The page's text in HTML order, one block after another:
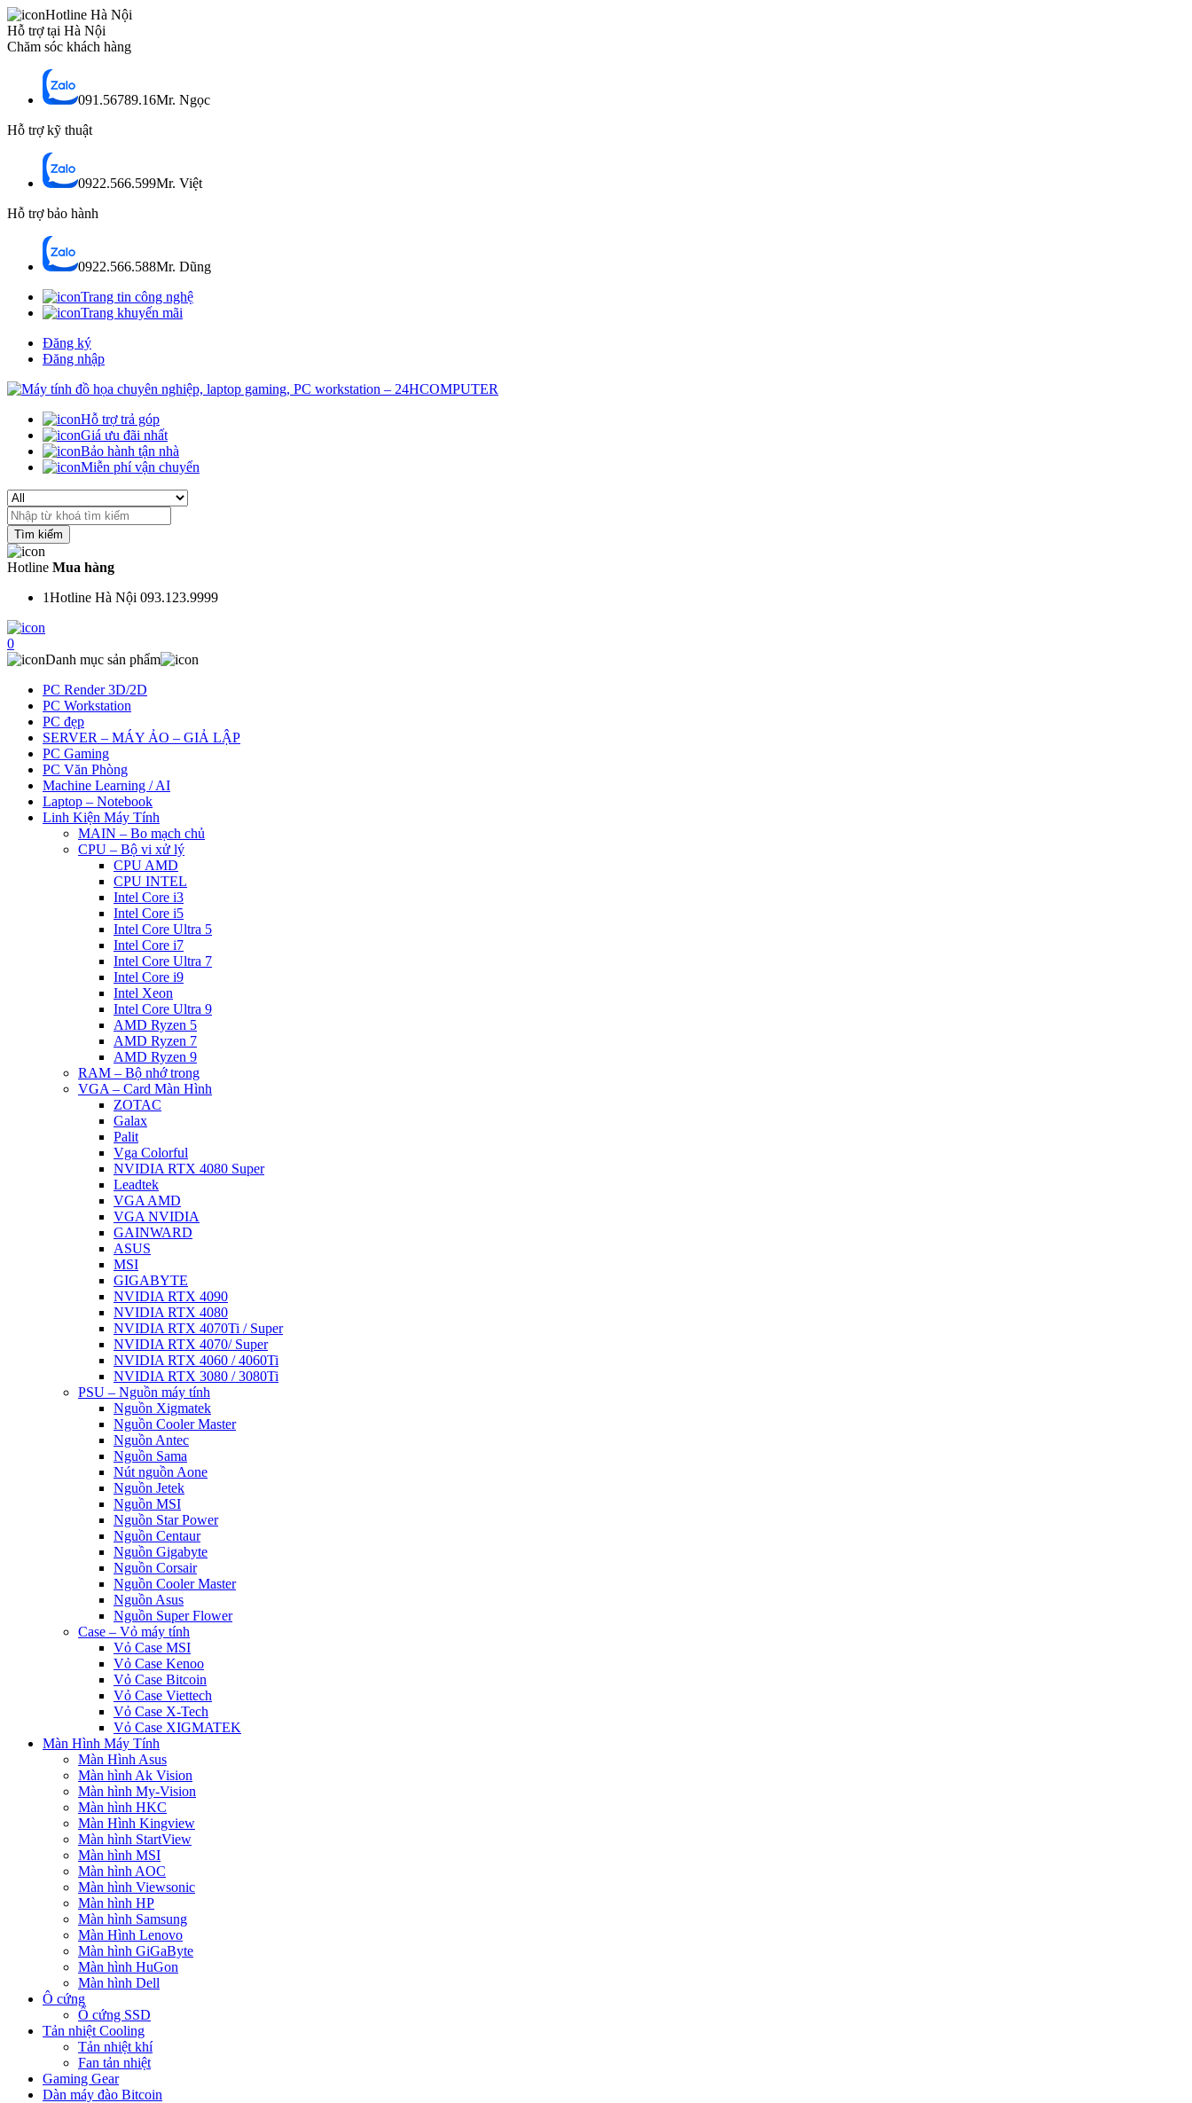
Hotline Hà Nội
Hỗ trợ tại Hà Nội
Chăm sóc khách hàng
091.56789.16Mr. Ngọc
Hỗ trợ kỹ thuật
0922.566.599Mr. Việt
Hỗ trợ bảo hành
0922.566.588Mr. Dũng
Trang tin công nghệ
Trang khuyến mãi
Đăng ký
Đăng nhập
Hỗ trợ trả góp
Giá ưu đãi nhất
Bảo hành tận nhà
Miễn phí vận chuyển
Search
for:
Hotline Mua hàng
1Hotline Hà Nội 093.123.9999
0
Danh mục sản phẩm
PC Render 3D/2D
PC Workstation
PC đẹp
SERVER – MÁY ẢO – GIẢ LẬP
PC Gaming
PC Văn Phòng
Machine Learning / AI
Laptop – Notebook
Linh Kiện Máy Tính
MAIN – Bo mạch chủ
CPU – Bộ vi xử lý
CPU AMD
CPU INTEL
Intel Core i3
Intel Core i5
Intel Core Ultra 5
Intel Core i7
Intel Core Ultra 7
Intel Core i9
Intel Xeon
Intel Core Ultra 9
AMD Ryzen 5
AMD Ryzen 7
AMD Ryzen 9
RAM – Bộ nhớ trong
VGA – Card Màn Hình
ZOTAC
Galax
Palit
Vga Colorful
NVIDIA RTX 4080 Super
Leadtek
VGA AMD
VGA NVIDIA
GAINWARD
ASUS
MSI
GIGABYTE
NVIDIA RTX 4090
NVIDIA RTX 4080
NVIDIA RTX 4070Ti / Super
NVIDIA RTX 4070/ Super
NVIDIA RTX 4060 / 4060Ti
NVIDIA RTX 3080 / 3080Ti
PSU – Nguồn máy tính
Nguồn Xigmatek
Nguồn Cooler Master
Nguồn Antec
Nguồn Sama
Nút nguồn Aone
Nguồn Jetek
Nguồn MSI
Nguồn Star Power
Nguồn Centaur
Nguồn Gigabyte
Nguồn Corsair
Nguồn Cooler Master
Nguồn Asus
Nguồn Super Flower
Case – Vỏ máy tính
Vỏ Case MSI
Vỏ Case Kenoo
Vỏ Case Bitcoin
Vỏ Case Viettech
Vỏ Case X-Tech
Vỏ Case XIGMATEK
Màn Hình Máy Tính
Màn Hình Asus
Màn hình Ak Vision
Màn hình My-Vision
Màn hình HKC
Màn Hình Kingview
Màn hình StartView
Màn hình MSI
Màn hình AOC
Màn hình Viewsonic
Màn hình HP
Màn hình Samsung
Màn Hình Lenovo
Màn hình GiGaByte
Màn hình HuGon
Màn hình Dell
Ô cứng
Ổ cứng SSD
Tản nhiệt Cooling
Tản nhiệt khí
Fan tản nhiệt
Gaming Gear
Dàn máy đào Bitcoin